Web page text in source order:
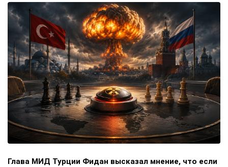
Глава МИД Турции Фидан высказал мнение, что если